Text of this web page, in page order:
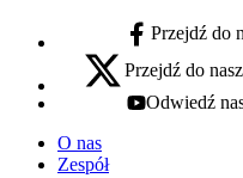
facebook - otwiera
Przejdź do
x - otwiera się w nowej
Przejdź do
youtube - otwiera
Odwiedź
O nas
Zespół